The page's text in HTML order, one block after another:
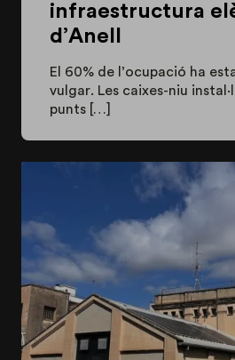
infraestructura
d’Anell
El 60% de l’ocupació ha
vulgar. Les caixes-niu
punts […]